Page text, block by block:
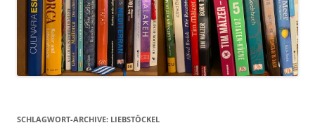
SCHLAGWORT-ARCHIVE: LIEBSTÖCKEL